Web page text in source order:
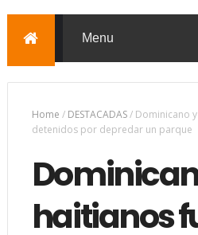
Home / DESTACADAS/ Dominicano
detenidos por depredar un parque
haitianos